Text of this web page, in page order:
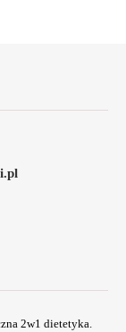
2w1 dietetyka.